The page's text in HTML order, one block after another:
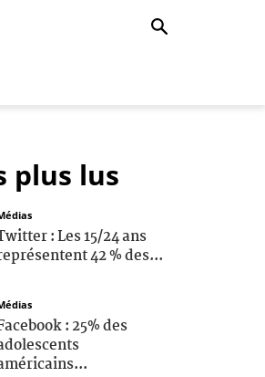
plus lus
: Les 15/24 ans
42 % des...
: 25% des